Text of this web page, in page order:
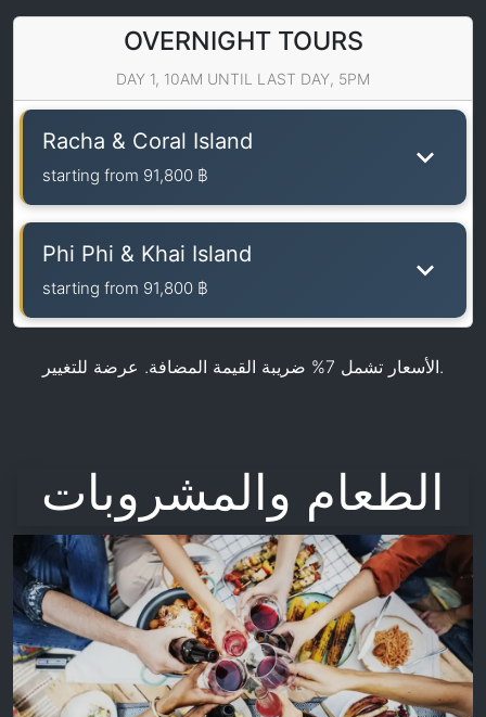
OVERNIGHT TOURS
DAY 1, 10AM UNTIL LAST DAY, 5PM
Racha & Coral Island
starting from 91,800 ฿
Phi Phi & Khai Island
starting from 91,800 ฿
الأسعار تشمل 7% ضريبة القيمة المضافة. عرضة للتغيير.
الطعام والمشروبات